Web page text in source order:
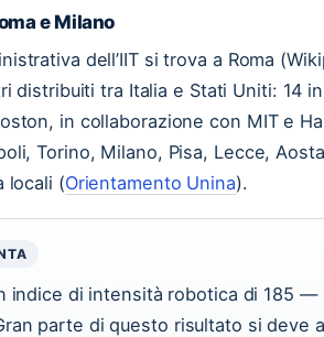
e Milano
dell’IIT si trova a Roma
distribuiti tra Italia e Stati Uniti: 14
in collaborazione con MIT e
Torino, Milano, Pisa, Lecce,
locali (Orientamento Unina).
indice di intensità robotica di 185
parte di questo risultato si deve